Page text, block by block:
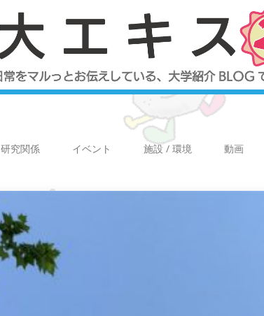
研究関係 イベント 施設 / 環境 動画